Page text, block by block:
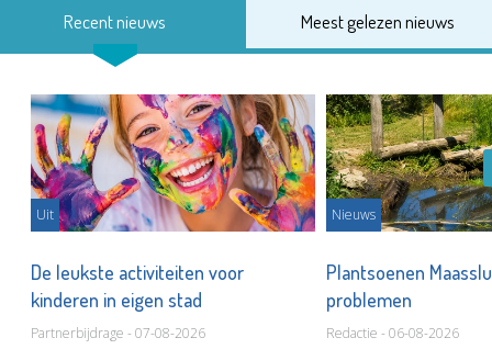
Recent nieuws Meest gelezen nieuws
Uit
De leukste activiteiten voor
kinderen in eigen stad
Partnerbijdrage - 07-08-2026
Nieuws
Plantsoenen
problemen
Redactie - 06-08-2026